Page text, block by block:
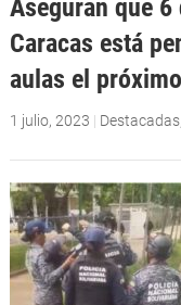
Aseguran que
Caracas está
aulas el
1 julio, 2023 | Destacadas,